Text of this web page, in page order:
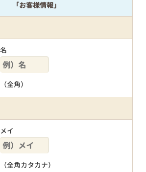
「お客様情報」
名
（全角）
メイ
（全角カタカナ）